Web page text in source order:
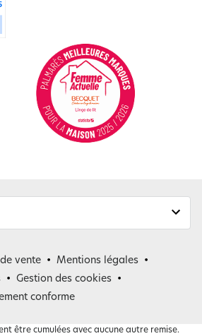
vente
Mentions légales
Gestion des cookies
conforme
être cumulées avec aucune autre remise.